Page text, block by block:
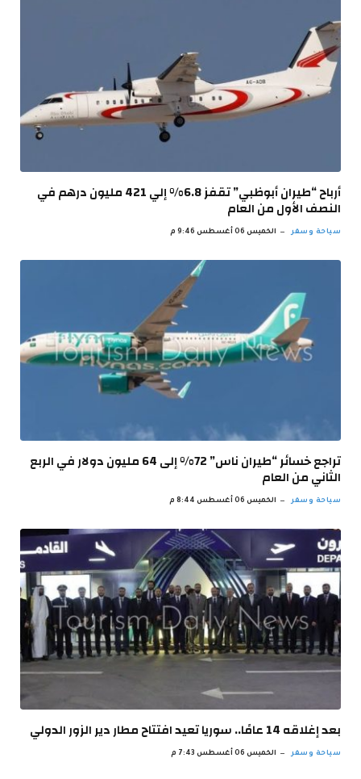
أرباح “طيران أبوظبي” تقفز 6.8% إلي 421 مليون درهم في
النصف الأول من العام
سياحة وسفر الخميس 06 أغسطس 9:46 م
تراجع خسائر “طيران ناس” 72% إلى 64 مليون دولار في الربع
الثاني من العام
سياحة وسفر الخميس 06 أغسطس 8:44 م
بعد إغلاقه 14 عامًا.. سوريا تعيد افتتاح مطار دير الزور الدولي
سياحة وسفر الخميس 06 أغسطس 7:43 م